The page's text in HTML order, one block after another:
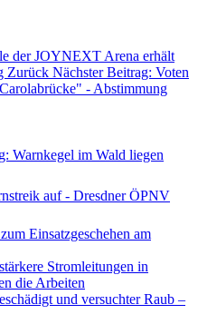
der JOYNEXT Arena erhält
Zurück Nächster Beitrag: Voten
- Abstimmung
Warnkegel im Wald liegen
auf - Dresdner ÖPNV
Einsatzgeschehen am
Stromleitungen in
die Arbeiten
und versuchter Raub –